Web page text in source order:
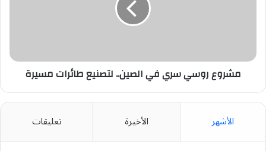
مشروع روسي سري في الصين.. لتصنيع طائرات مسيرة
الأشهر الأخيرة تعليقات